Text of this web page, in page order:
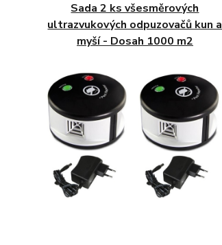
Sada 2 ks všesměrových
ultrazvukových odpuzovačů kun a
myší - Dosah 1000 m2